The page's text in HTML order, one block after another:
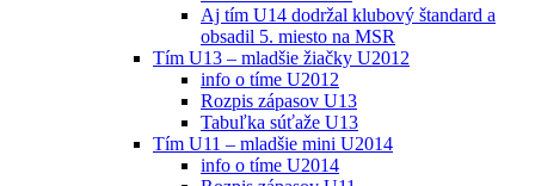
Aj tím U14 dodržal klubový štandard a
obsadil 5. miesto na MSR
Tím U13 – mladšie žiačky U2012
info o tíme U2012
Rozpis zápasov U13
Tabuľka súťaže U13
Tím U11 – mladšie mini U2014
info o tíme U2014